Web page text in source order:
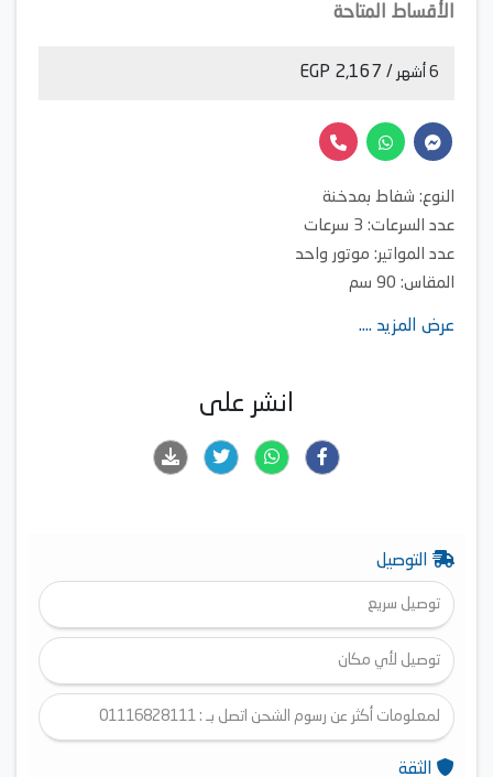
الأقساط المتاحة
6 أشهر / 2,167 EGP
النوع: شفاط بمدخنة
عدد السرعات: 3 سرعات
عدد المواتير: موتور واحد
المقاس: 90 سم
عرض المزيد ....
انشر على
التوصيل
توصيل سريع
توصيل لأي مكان
لمعلومات أكثر عن رسوم الشحن اتصل بـ : 01116828111
الثقة